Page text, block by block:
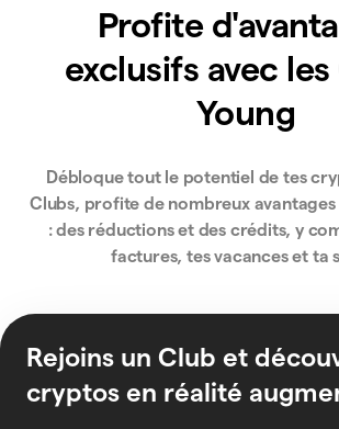
Profite
exclusifs avec
Young
Débloque tout le potentiel de tes
Clubs, profite de nombreux
: des réductions et des crédits, y
factures, tes vacances et ta
Rejoins un Club et
cryptos en réalité